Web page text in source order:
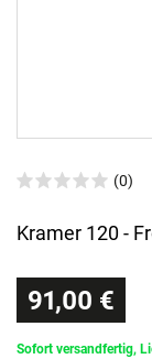
(0)
Kramer 120 -
91,00 €
Sofort versandfertig,